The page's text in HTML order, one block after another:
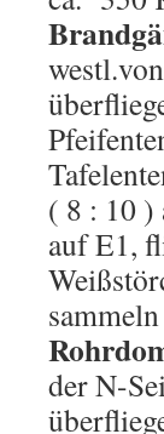
( 8 : 10
auf E1,
der N-